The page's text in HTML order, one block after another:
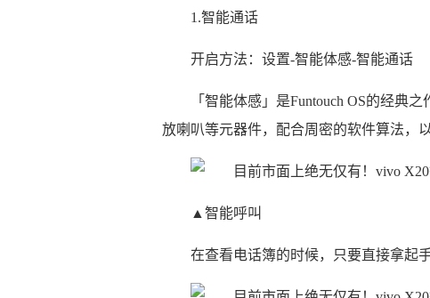
1.智能通话
开启方法：设置-智能体感-智能通话
「智能体感」是Funtouch OS的经典
放喇叭等元器件，配合周密的软件算法，
▲智能呼叫
在查看电话簿的时候，只要直接拿起